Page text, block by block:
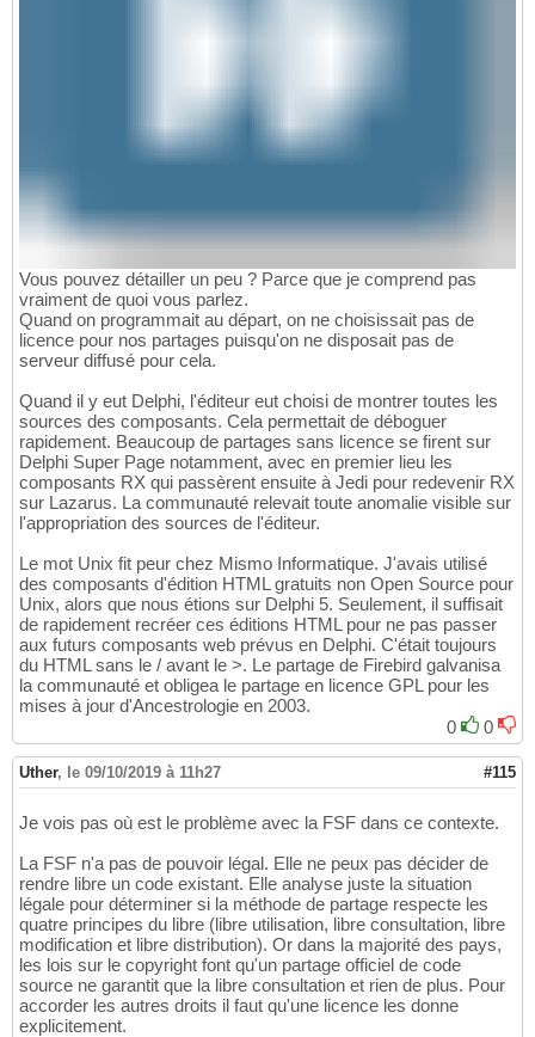
Vous pouvez détailler un peu ? Parce que je comprend pas
vraiment de quoi vous parlez.
Quand on programmait au départ, on ne choisissait pas de
licence pour nos partages puisqu'on ne disposait pas de
serveur diffusé pour cela.
Quand il y eut Delphi, l'éditeur eut choisi de montrer toutes les
sources des composants. Cela permettait de déboguer
rapidement. Beaucoup de partages sans licence se firent sur
Delphi Super Page notamment, avec en premier lieu les
composants RX qui passèrent ensuite à Jedi pour redevenir RX
sur Lazarus. La communauté relevait toute anomalie visible sur
l'appropriation des sources de l'éditeur.
Le mot Unix fit peur chez Mismo Informatique. J'avais utilisé
des composants d'édition HTML gratuits non Open Source pour
Unix, alors que nous étions sur Delphi 5. Seulement, il suffisait
de rapidement recréer ces éditions HTML pour ne pas passer
aux futurs composants web prévus en Delphi. C'était toujours
du HTML sans le / avant le >. Le partage de Firebird galvanisa
la communauté et obligea le partage en licence GPL pour les
mises à jour d'Ancestrologie en 2003.
0
0
Uther, le 09/10/2019 à 11h27 #115
Je vois pas où est le problème avec la FSF dans ce contexte.
La FSF n'a pas de pouvoir légal. Elle ne peux pas décider de
rendre libre un code existant. Elle analyse juste la situation
légale pour déterminer si la méthode de partage respecte les
quatre principes du libre (libre utilisation, libre consultation, libre
modification et libre distribution). Or dans la majorité des pays,
les lois sur le copyright font qu'un partage officiel de code
source ne garantit que la libre consultation et rien de plus. Pour
accorder les autres droits il faut qu'une licence les donne
explicitement.